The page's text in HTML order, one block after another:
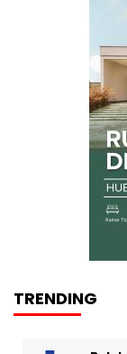
TRENDING